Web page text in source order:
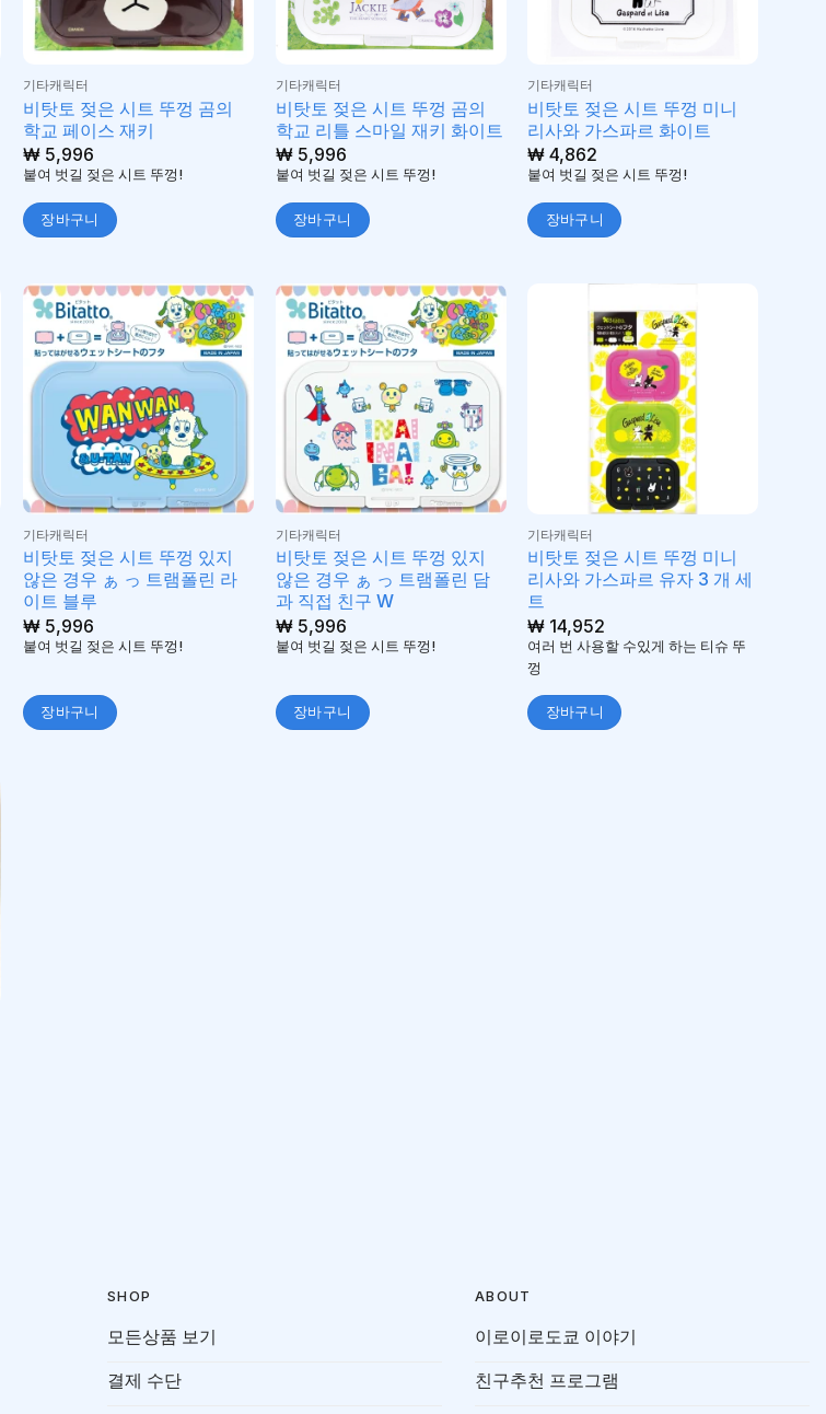
기타캐릭터
비탓토 젖은 시트 뚜껑 곰의
학교 페이스 재키
₩5,996
붙여 벗길 젖은 시트 뚜껑!
장바구니
기타캐릭터
비탓토 젖은 시트 뚜껑 곰의
학교 리틀 스마일 재키 화이트
₩5,996
붙여 벗길 젖은 시트 뚜껑!
장바구니
기타캐릭터
비탓토 젖은 시트 뚜껑 미니
리사와 가스파르 화이트
₩ 4,862
붙여 벗길 젖은 시트 뚜껑!
장바구니
기타캐릭터
비탓토 젖은 시트 뚜껑 있지
않은 경우 ぁ っ 트램폴린 라
이트 블루
₩5,996
붙여 벗길 젖은 시트 뚜껑!
장바구니
기타캐릭터
비탓토 젖은 시트 뚜껑 있지
않은 경우 ぁ っ 트램폴린 담
과 직접 친구 W
₩5,996
붙여 벗길 젖은 시트 뚜껑!
장바구니
기타캐릭터
비탓토 젖은 시트 뚜껑 미니
리사와 가스파르 유자 3 개 세
트
₩ 14,952
여러 번 사용할 수있게 하는 티슈 뚜
껑
장바구니
SHOP
모든상품 보기
결제 수단
ABOUT
이로이로도쿄 이야기
친구추천 프로그램